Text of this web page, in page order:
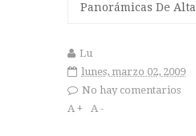
Panorámicas De
Lu
lunes, marzo 02, 2009
No hay comentarios
A +
A -